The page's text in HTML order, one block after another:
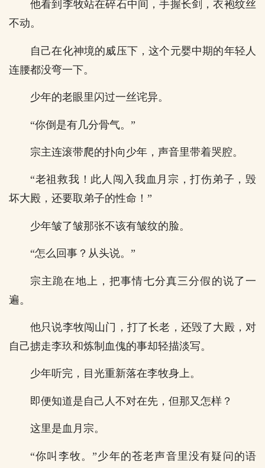
他看到李牧站在碎石中间，手握长剑，衣袍纹丝
不动。
自己在化神境的威压下，这个元婴中期的年轻人
连腰都没弯一下。
少年的老眼里闪过一丝诧异。
“你倒是有几分骨气。”
宗主连滚带爬的扑向少年，声音里带着哭腔。
“老祖救我！此人闯入我血月宗，打伤弟子，毁
坏大殿，还要取弟子的性命！”
少年皱了皱那张不该有皱纹的脸。
“怎么回事？从头说。”
宗主跪在地上，把事情七分真三分假的说了一
遍。
他只说李牧闯山门，打了长老，还毁了大殿，对
自己掳走李玖和炼制血傀的事却轻描淡写。
少年听完，目光重新落在李牧身上。
即便知道是自己人不对在先，但那又怎样？
这里是血月宗。
“你叫李牧。”少年的苍老声音里没有疑问的语